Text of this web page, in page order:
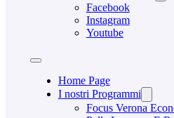
Facebook
Instagram
Youtube
Home Page
I nostri Programmi
Focus Verona